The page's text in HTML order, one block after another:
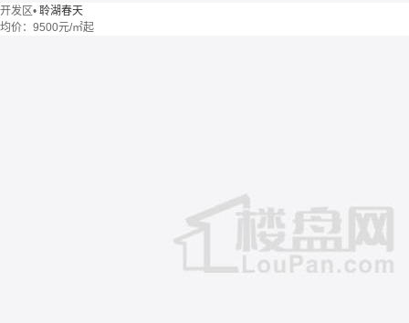
开发区• 聆湖春天
均价： 9500元/㎡起